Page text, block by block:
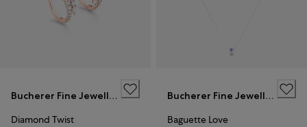
Bucherer Fine Jewellery
Diamond Twist
Bucherer Fine Jewellery
Baguette Love